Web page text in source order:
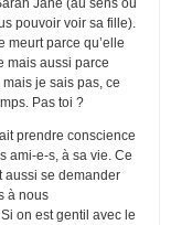
pouvoir voir sa fille).
meurt parce qu’elle
mais aussi parce
je sais pas, ce
Pas toi ?
prendre conscience
ami-e-s, à sa vie. Ce
aussi se demander
à nous
on est gentil avec le